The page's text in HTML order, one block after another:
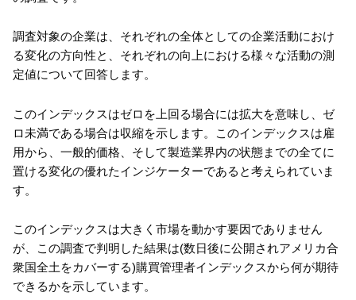
調査対象の企業は、それぞれの全体としての企業活動におけ
る変化の方向性と、それぞれの向上における様々な活動の測
定値について回答します。
このインデックスはゼロを上回る場合には拡大を意味し、ゼ
ロ未満である場合は収縮を示します。このインデックスは雇
用から、一般的価格、そして製造業界内の状態までの全てに
置ける変化の優れたインジケーターであると考えられていま
す。
このインデックスは大きく市場を動かす要因でありません
が、この調査で判明した結果は(数日後に公開されアメリカ合
衆国全土をカバーする)購買管理者インデックスから何が期待
できるかを示しています。